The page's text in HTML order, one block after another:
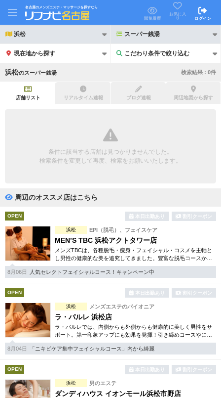
名古屋のメンズエステ・マッサージを探すなら
閲覧履歴
お気に入
り
ログイン
浜松 スーパー銭湯
現在地から探す こだわり条件で絞り込む
こだわり条件で絞り込む
ペアルームあり シャワー室完備
岩盤浴あり
日本人スタッフのみ
スタッフ指名可
こだわり条件を変更
閉じる
浜松のスーパー銭湯 検索結果 : 0件
店舗リスト リアルタイム速報 ブログ速報 周辺地図から探す
条件に該当する店舗は見つかりませんでした。
検索条件を変更して再度、検索をお願いいたします。
周辺のオススメ店はこちら
OPEN 本日出勤あり 割引クーポン
浜松 EPI（脱毛）、フェイスケア
MEN’S TBC 浜松アクトタワー店
メンズTBCは、各種脱毛・痩身・フェイシャル・コスメを主軸と
し男性の健康的な美を追究してきました。豊富な脱毛コースから
フェイシャル、ダイエット等幅広いメニューを取り揃えていま
す。初回割引コースも多彩。
8月06日 人気セレクトフェイシャルコース！キャンペーン中
OPEN 本日出勤あり 割引クーポン
浜松 メンズエステのパイオニア
ラ・パルレ 浜松店
ラ・パルレでは、内側からも外側からも健康的に美しく男性をサ
ポート。第一印象アップにも効果を発揮！引き締めコースやにき
び内外コース、アロマトリートメント等多彩なメニューをご用
意。まずは体験から是非。
8月04日 「ニキビケア集中フェイシャルコース」内から綺麗
OPEN 本日出勤あり 割引クーポン
浜松 男のエステ
ダンディハウス イオンモール浜松市野店